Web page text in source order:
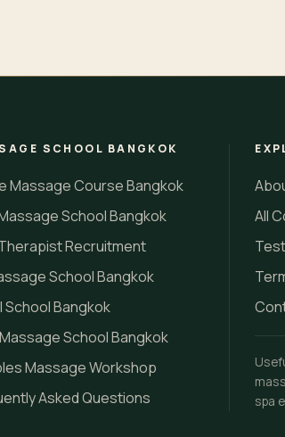
SCHOOL BANGKOK
Massage Course Bangkok
School Bangkok
Recruitment
School Bangkok
School Bangkok
School Bangkok
Massage Workshop
Asked Questions
All
spa